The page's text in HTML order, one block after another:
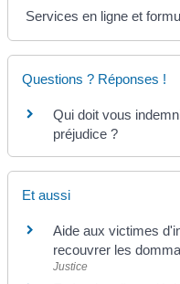
Services en ligne et
Questions ? Réponses !
Qui doit vous
préjudice ?
Et aussi
Aide aux victimes
recouvrer les
Justice